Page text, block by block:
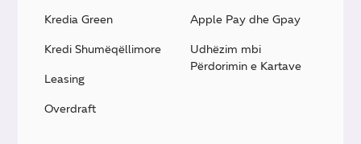
Kredia Green
Kredi Shumëqëllimore
Leasing
Overdraft
Apple Pay dhe Gpay
Udhëzim mbi
Përdorimin e Kartave